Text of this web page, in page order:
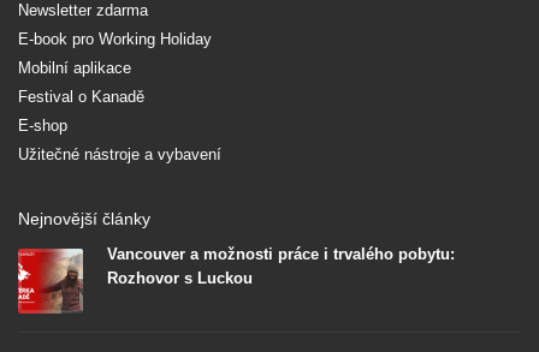
Newsletter zdarma
E-book pro Working Holiday
Mobilní aplikace
Festival o Kanadě
E-shop
Užitečné nástroje a vybavení
Nejnovější články
Vancouver a možnosti práce i trvalého pobytu:
Rozhovor s Luckou